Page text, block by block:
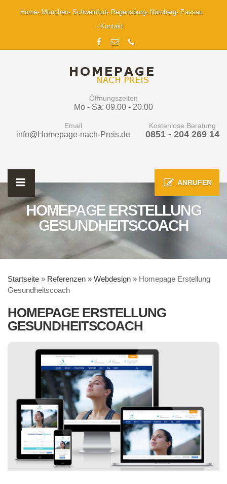
Home München Schweinfurt Regensburg Nürnberg
Passau
Kontakt
Öffnungszeiten
Mo - Sa: 09.00 - 20.00
Email
info@Homepage-nach-Preis.de
Kostenlose Beratung
0851 - 204 269 14
ANRUFEN
HOMEPAGE ERSTELLUNG
GESUNDHEITSCOACH
Startseite » Referenzen » Webdesign » Homepage Erstellung
Gesundheitscoach
HOMEPAGE ERSTELLUNG
GESUNDHEITSCOACH